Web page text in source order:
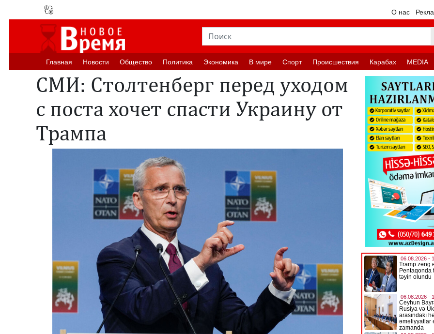
О нас
Главная Новости Oбщество Политика Экономика В мире Спорт Происшествия Карабах MEDIA
СМИ: Столтенберг перед уходом
с поста хочет спасти Украину от
Трампа